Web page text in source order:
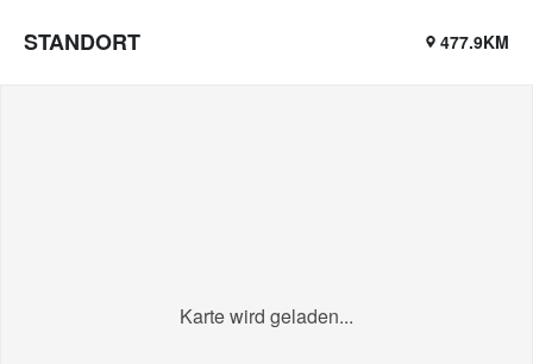
STANDORT 477.9KM
Karte wird geladen...